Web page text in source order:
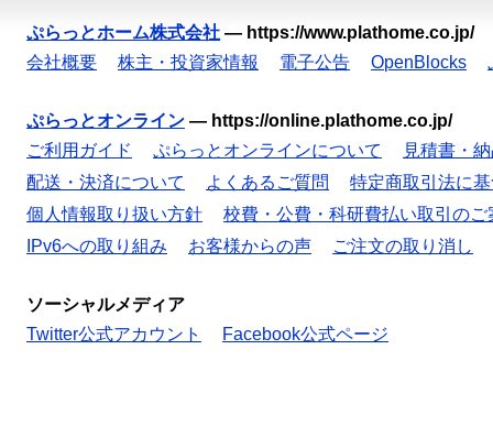
ぷらっとホーム株式会社 — https://www.plathome.co.jp/
会社概要
株主・投資家情報 電子公告 OpenBlocks
ぷらっとオンライン — https://online.plathome.co.jp/
ご利用ガイド
ぷらっとオンラインについて
見積書・
配送・決済について
よくあるご質問
特定商取引法に
個人情報取り扱い方針
校費・公費・科研費払い取引のご
IPv6への取り組み
お客様からの声 ご注文の取り消し
ソーシャルメディア
Twitter公式アカウント
Facebook公式ページ